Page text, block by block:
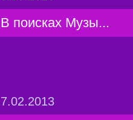
В поисках Музы...
7.02.2013